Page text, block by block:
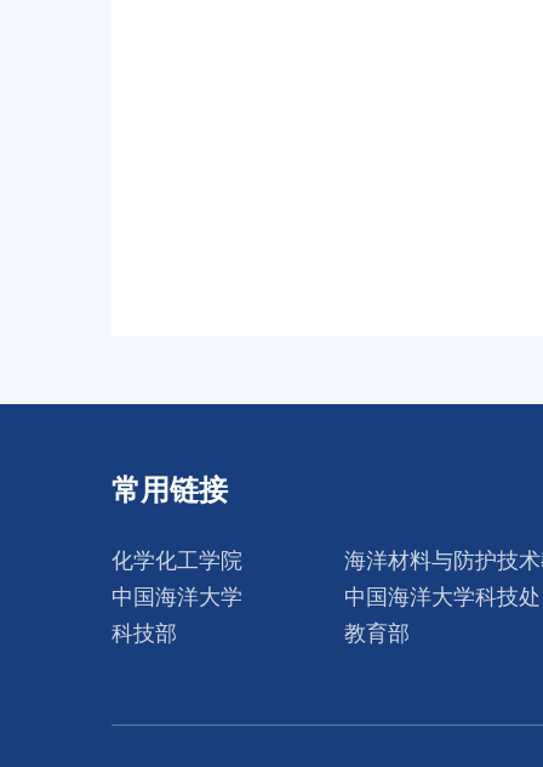
常用链接
化学化工学院
海洋材料与防护技
中国海洋大学
中国海洋大学科技处
科技部
教育部